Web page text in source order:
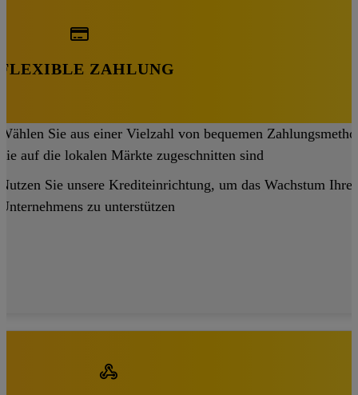
FLEXIBLE ZAHLUNG
Wählen Sie aus einer Vielzahl von bequemen
die auf die lokalen Märkte zugeschnitten sind
Nutzen Sie unsere Krediteinrichtung, um das Wachstum Ihres
Unternehmens zu unterstützen